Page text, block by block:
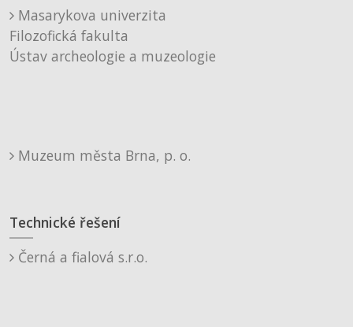
Masarykova univerzita
Filozofická fakulta
Ústav archeologie a muzeologie
Muzeum města Brna, p. o.
Technické řešení
Černá a fialová s.r.o.